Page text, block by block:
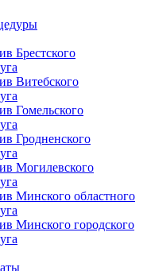
Брестского
Витебского
Гомельского
Гродненского
Могилевского
Минского областного
Минского городского